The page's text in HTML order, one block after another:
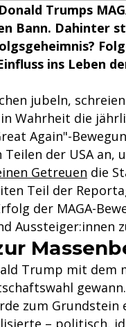
Trumps
Bann. Dahinter
ins Leben
jubeln,
Wahrheit die
Again"-
Teilen der USA an,
Getreuen die
Teil der
der MAGA-
Aussteiger:innen
Trump mit dem
zum Grundstein
– politisch,